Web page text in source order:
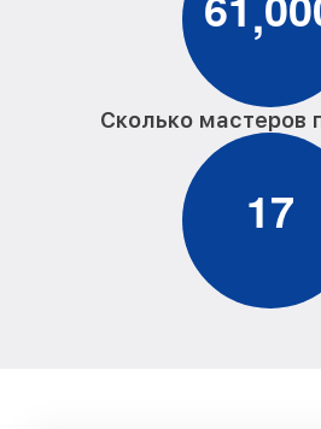
,
Сколько мастеров
17